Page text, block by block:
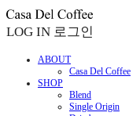
LOG IN 로그인
ABOUT
Casa Del Coffee
SHOP
Blend
Single Origin